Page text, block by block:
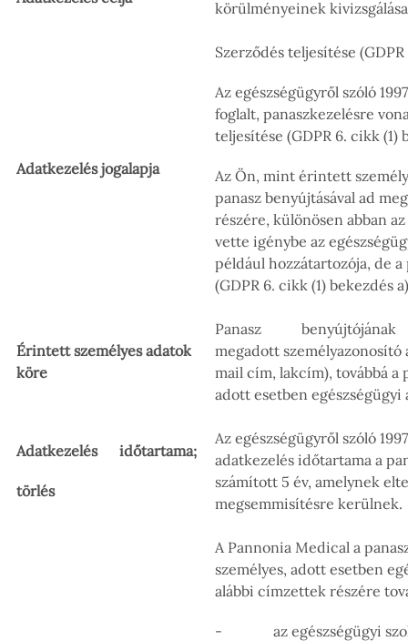
körülményeinek
Adatkezelés jogalapja
Szerződés teljesítése
Az egészségügyről szóló
foglalt, panaszkezelésre
teljesítése (GDPR 6. cikk (1)
Az Ön, mint érintett
panasz benyújtásával ad
részére, különösen abban
vette igénybe az
például hozzátartozója, de
(GDPR 6. cikk (1) bekezdés
Érintett személyes adatok
köre
Panasz
megadott
mail cím, lakcím), továbbá a
adott esetben egészségügyi
Adatkezelés időtartama;
törlés
Az egészségügyről szóló
adatkezelés időtartama a
számított 5 év, amelynek
megsemmisítésre kerülnek.
A Pannonia Medical a
személyes, adott esetben
alábbi címzettek részére
- az egészségügyi